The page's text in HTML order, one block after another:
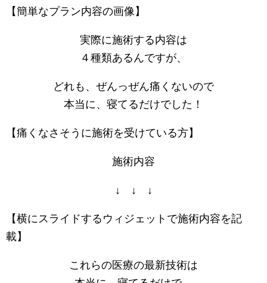
【簡単なプラン内容の画像】
実際に施術する内容は
４種類あるんですが、
どれも、ぜんっぜん痛くないので
本当に、寝てるだけでした！
【痛くなさそうに施術を受けている方】
施術内容
↓ ↓ ↓
【横にスライドするウィジェットで施術内容を記
載】
これらの医療の最新技術は